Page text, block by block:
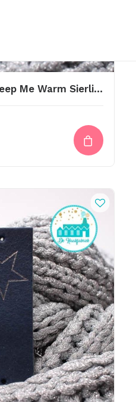
Big Labels 8x3cm Keep Me Warm Sierlijke Letter